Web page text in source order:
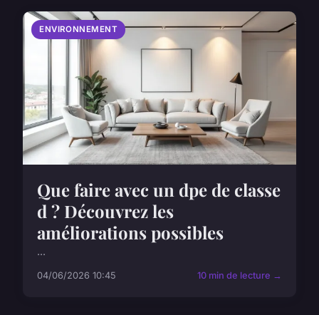
ENVIRONNEMENT
Que faire avec un dpe de classe
d ? Découvrez les
améliorations possibles
...
04/06/2026 10:45 10 min de lecture →